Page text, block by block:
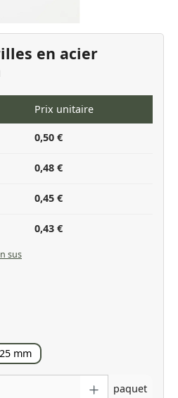
en acier
Prix unitaire
0,50 €
0,48 €
0,45 €
0,43 €
sus
étoiles
25 mm
la quantité souhaitée ou utilisez les
paquet